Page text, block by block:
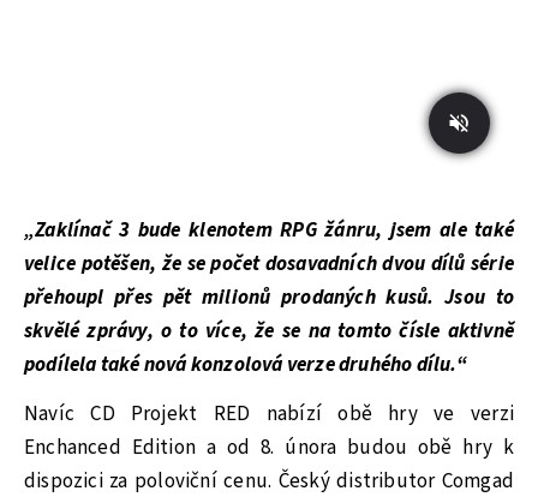
„Zaklínač 3 bude klenotem RPG žánru, jsem ale také
velice potěšen, že se počet dosavadních dvou dílů série
přehoupl přes pět milionů prodaných kusů. Jsou to
skvělé zprávy, o to více, že se na tomto čísle aktivně
podílela také nová konzolová verze druhého dílu.“
Navíc CD Projekt RED nabízí obě hry ve verzi
Enchanced Edition a od 8. února budou obě hry k
dispozici za poloviční cenu. Český distributor Comgad